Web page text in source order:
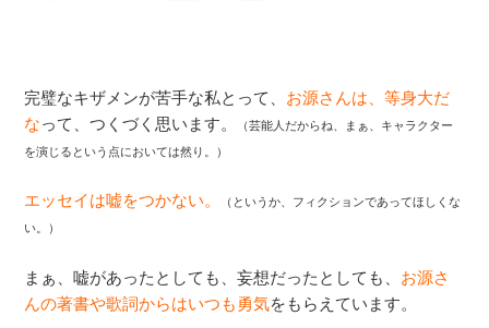
完璧なキザメンが苦手な私とって、 お源さんは、等身大だ
なって、つくづく思います。
（芸能人だからね、まぁ、キャラクター
を演じるという点においては然り。）
エッセイは嘘をつかない。
（というか、フィクションであってほしくな
い。）
まぁ、嘘があったとしても、妄想だったとしても、 お源さ
んの著書や歌詞からはいつも勇気をもらえています。